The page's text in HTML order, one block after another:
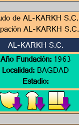
AL-KARKH S.C.
Año Fundación:1963
Localidad:BAGDAD
Estadio: